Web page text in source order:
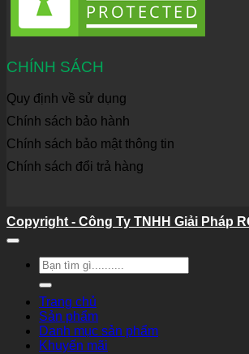
CHÍNH SÁCH
Quy định về sử dụng
Chính sách bảo hành
Chính sách bảo mật thông tin
Chính sách đổi trả hàng
Copyright - Công Ty TNHH Giải Pháp
Tìm
kiếm:
Trang chủ
Sản phẩm
Danh mục sản phẩm
Khuyến mãi